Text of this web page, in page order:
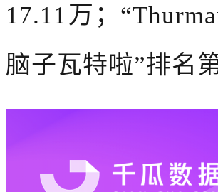
17.11万；
脑子瓦特啦”排名